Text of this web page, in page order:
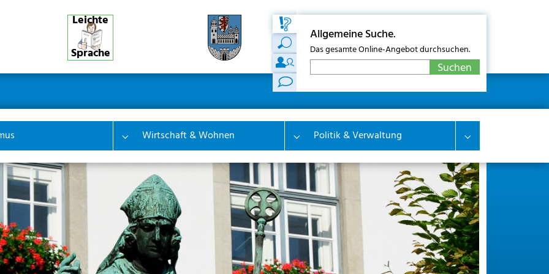
Leichte
Sprache
Allgemeine Suche.
Das gesamte Online-Angebot durchsuchen.
"Bürgerinfo & Service" Submenu for "Tourismus"
Wirtschaft & Wohnen Submenu for "Wirtschaft & Wohnen"
Politik & Verwaltung Submenu for